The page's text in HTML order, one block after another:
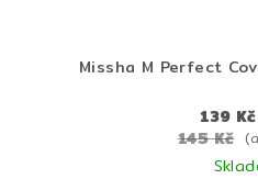
Missha M Perfect
139
145 Kč